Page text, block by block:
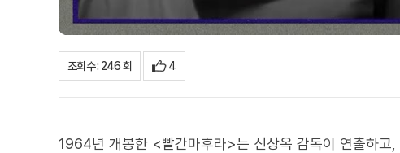
조회수 : 246 회 4
1964년 개봉한 <빨간마후라>는 신상옥 감독이 연출하고